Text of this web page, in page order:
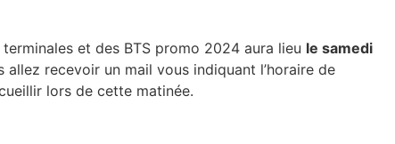
terminales et des BTS promo 2024 aura lieu le samedi
allez recevoir un mail vous indiquant l’horaire de
lors de cette matinée.